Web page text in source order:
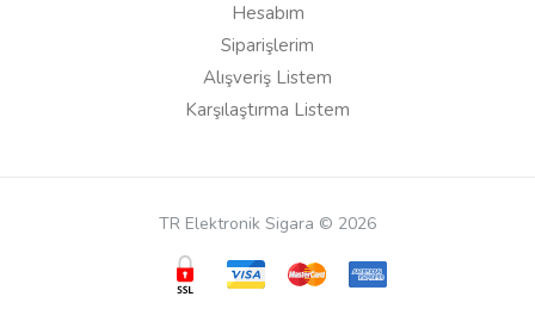
Hesabım
Siparişlerim
Alışveriş Listem
Karşılaştırma Listem
TR Elektronik Sigara © 2026